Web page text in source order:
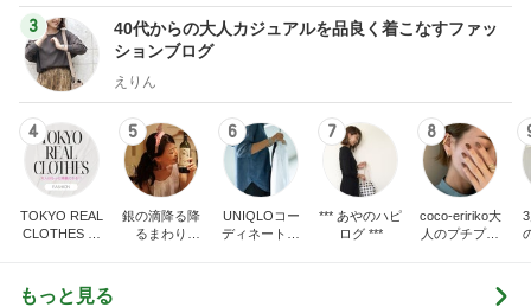
3
40代からの大人カジュアルを品良く着こなすファッ
ションブログ
えりん
4
TOKYO REAL
CLOTHES 大
5
銀の滴降る降
るまわり
6
UNIQLOコー
ディネート日
7
*** あやのハピ
ログ ***
8
coco-eririko大
人のプチプラ
もっと見る